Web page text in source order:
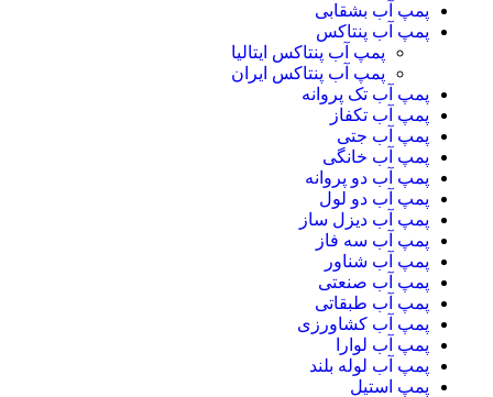
پمپ آب بشقابی
پمپ آب پنتاکس
پمپ آب پنتاکس ایتالیا
پمپ آب پنتاکس ایران
پمپ آب تک پروانه
پمپ آب تکفاز
پمپ آب جتی
پمپ آب خانگی
پمپ آب دو پروانه
پمپ آب دو لول
پمپ آب دیزل ساز
پمپ آب سه فاز
پمپ آب شناور
پمپ آب صنعتی
پمپ آب طبقاتی
پمپ آب کشاورزی
پمپ آب لوارا
پمپ آب لوله بلند
پمپ استیل